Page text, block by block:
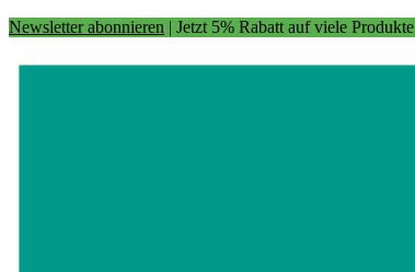
Newsletter abonnieren | Jetzt 5% Rabatt auf viele Produkte